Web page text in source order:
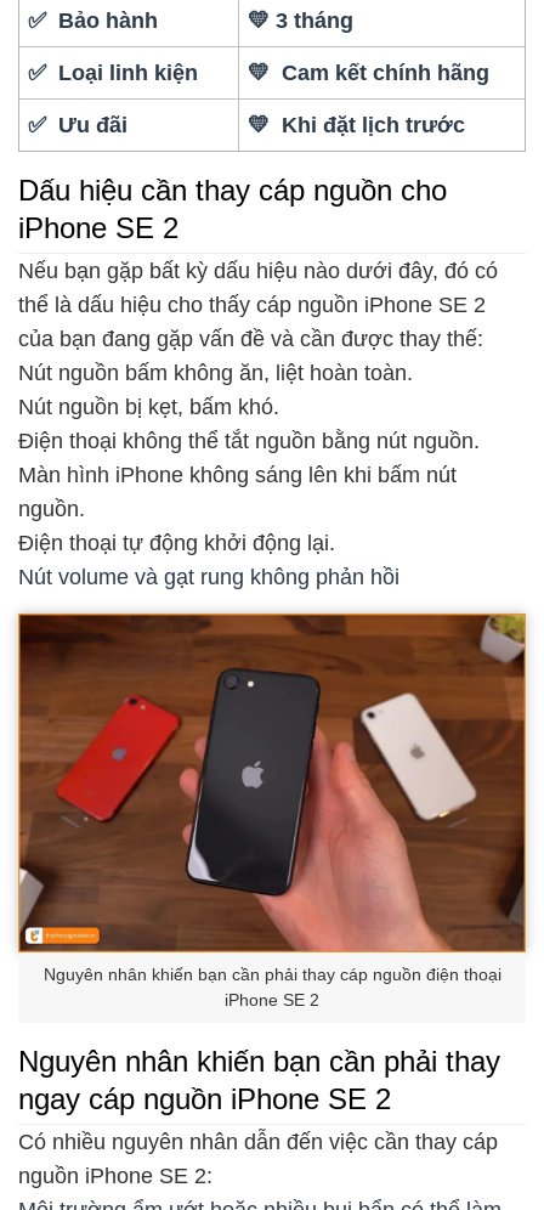
✅ Bảo hành 💛 3 tháng
✅ Loại linh kiện 💛 Cam kết chính hãng
✅ Ưu đãi 💛 Khi đặt lịch trước
Dấu hiệu cần thay cáp nguồn cho
iPhone SE 2
Nếu bạn gặp bất kỳ dấu hiệu nào dưới đây, đó có
thể là dấu hiệu cho thấy cáp nguồn iPhone SE 2
của bạn đang gặp vấn đề và cần được thay thế:
Nút nguồn bấm không ăn, liệt hoàn toàn.
Nút nguồn bị kẹt, bấm khó.
Điện thoại không thể tắt nguồn bằng nút nguồn.
Màn hình iPhone không sáng lên khi bấm nút
nguồn.
Điện thoại tự động khởi động lại.
Nút volume và gạt rung không phản hồi
Nguyên nhân khiến bạn cần phải thay cáp nguồn điện thoại
iPhone SE 2
Nguyên nhân khiến bạn cần phải thay
ngay cáp nguồn iPhone SE 2
Có nhiều nguyên nhân dẫn đến việc cần thay cáp
nguồn iPhone SE 2: